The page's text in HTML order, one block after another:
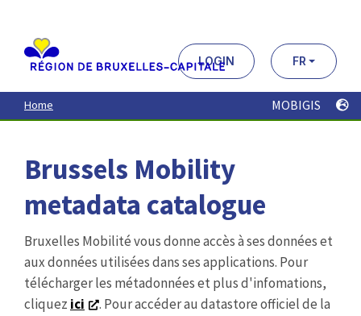
contenu
principal
LOGIN FR
Home MOBIGIS
Brussels Mobility
metadata catalogue
Bruxelles Mobilité vous donne accès à ses données et
aux données utilisées dans ses applications. Pour
télécharger les métadonnées et plus d'infomations,
cliquez ici
. Pour accéder au datastore officiel de la